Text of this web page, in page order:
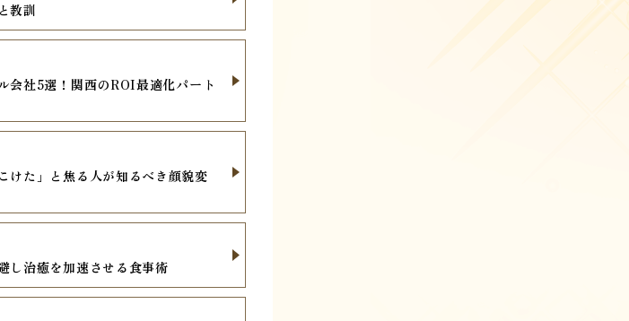
教訓
会社5選！関西のROI最適化パート
けた」と焦る人が知るべき顔貌変
し治癒を加速させる食事術